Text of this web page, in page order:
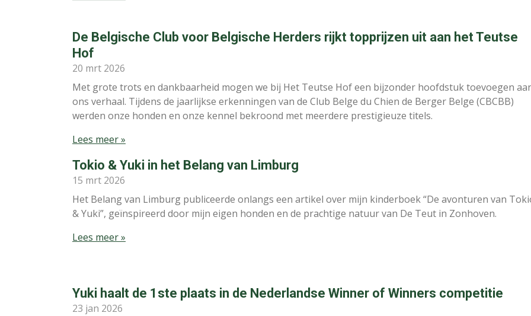
De Belgische Club voor Belgische Herders rijkt topprijzen uit aan het Teutse
Hof
20 mrt 2026
Met grote trots en dankbaarheid mogen we bij Het Teutse Hof een bijzonder hoofdstuk toevoegen
ons verhaal. Tijdens de jaarlijkse erkenningen van de Club Belge du Chien de Berger Belge (CBCBB)
werden onze honden en onze kennel bekroond met meerdere prestigieuze titels.
Lees meer »
Tokio & Yuki in het Belang van Limburg
15 mrt 2026
Het Belang van Limburg publiceerde onlangs een artikel over mijn kinderboek “De avonturen van
& Yuki”, geïnspireerd door mijn eigen honden en de prachtige natuur van De Teut in Zonhoven.
Lees meer »
Yuki haalt de 1ste plaats in de Nederlandse Winner of Winners competitie
23 jan 2026